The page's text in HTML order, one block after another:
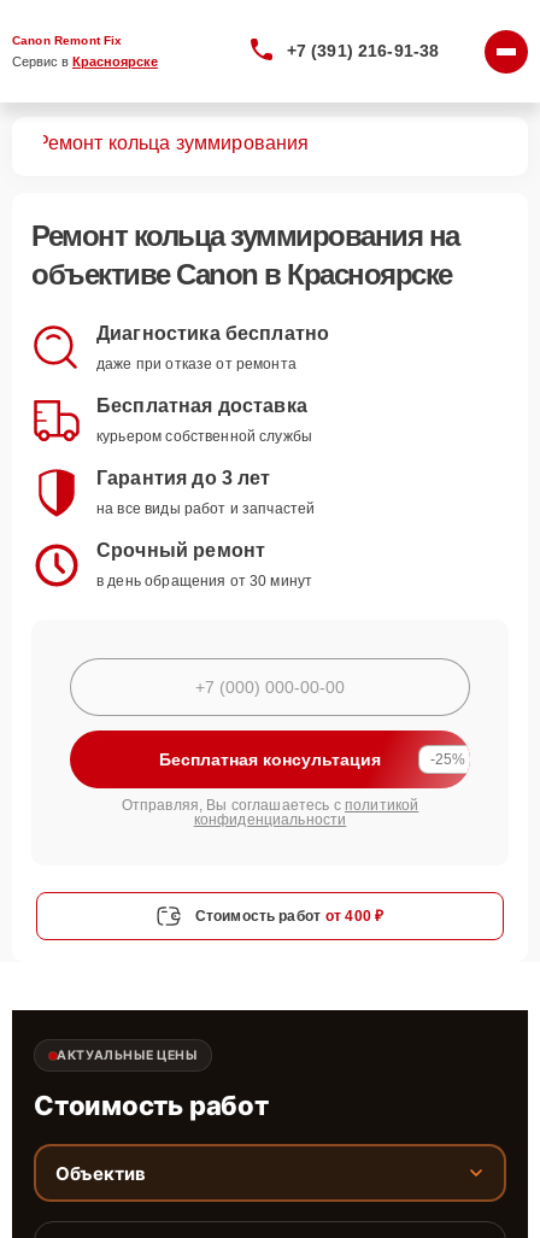
Canon Remont Fix
Сервис в Красноярске
+7 (391) 216-91-38
Ремонт кольца зуммирования
Ремонт кольца зуммированияна
объективе Canon в Красноярске
Диагностика бесплатно
даже при отказе от ремонта
Бесплатная доставка
курьером собственной службы
Гарантия до 3 лет
на все виды работ и запчастей
Срочный ремонт
в день обращения от 30 минут
Бесплатная консультация -25%
Отправляя, Вы соглашаетесь с политикой
конфиденциальности
Стоимость работ от 400 ₽
АКТУАЛЬНЫЕ ЦЕНЫ
Стоимость работ
Объектив